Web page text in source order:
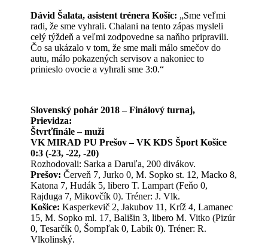
Dávid Šalata, asistent trénera Košíc: „Sme veľmi
radi, že sme vyhrali. Chalani na tento zápas mysleli
celý týždeň a veľmi zodpovedne sa naňho pripravili.
Čo sa ukázalo v tom, že sme mali málo smečov do
autu, málo pokazených servisov a nakoniec to
prinieslo ovocie a vyhrali sme 3:0.“
Slovenský pohár 2018 – Finálový turnaj,
Prievidza:
Štvrťfinále – muži
VK MIRAD PU Prešov – VK KDS Šport Košice
0:3 (-23, -22, -20)
Rozhodovali: Sarka a Daruľa, 200 divákov.
Prešov: Červeň 7, Jurko 0, M. Sopko st. 12, Macko 8,
Katona 7, Hudák 5, libero T. Lampart (Feňo 0,
Rajduga 7, Mikovčík 0). Tréner: J. Vlk.
Košice: Kasperkevič 2, Jakubov 11, Kríž 4, Lamanec
15, M. Sopko ml. 17, Bališin 3, libero M. Vitko (Pizúr
0, Tesarčík 0, Šompľak 0, Labik 0). Tréner: R.
Vlkolinský.